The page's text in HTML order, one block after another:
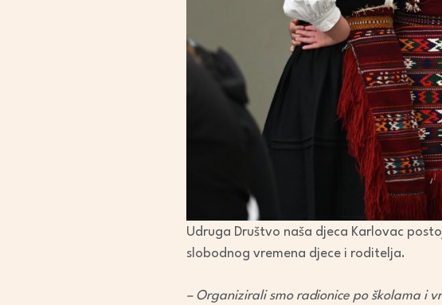
Udruga Društvo naša djeca Karlovac
slobodnog vremena djece i roditelja.
– Organizirali smo radionice po školama i